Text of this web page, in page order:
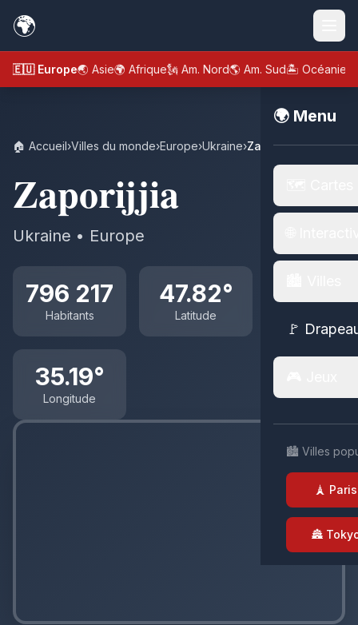
🌍
🇪🇺 Europe🌏 Asie🌍 Afrique🗽 Am. Nord🌎 Am. Sud🏝️ Océanie
🌍 Menu
🚩
🏙️ Villes
🗼 Paris
🏯
🏠 Accueil›Villes du monde›Europe›Ukraine›Zaporijjia
Zaporijjia
Ukraine • Europe
796 217
Habitants
47.82°
Latitude
35.19°
Longitude